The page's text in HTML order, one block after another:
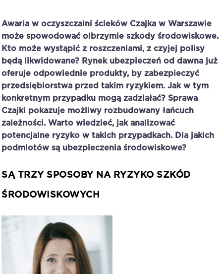
Awaria w oczyszczalni ścieków Czajka w Warszawie
może spowodować olbrzymie szkody środowiskowe.
Kto może wystąpić z roszczeniami, z czyjej polisy
będą likwidowane? Rynek ubezpieczeń od dawna już
oferuje odpowiednie produkty, by zabezpieczyć
przedsiębiorstwa przed takim ryzykiem. Jak w tym
konkretnym przypadku mogą zadziałać? Sprawa
Czajki pokazuje możliwy rozbudowany łańcuch
zależności. Warto wiedzieć, jak analizować
potencjalne ryzyko w takich przypadkach. Dla jakich
podmiotów są ubezpieczenia środowiskowe?
SĄ TRZY SPOSOBY NA RYZYKO SZKÓD
ŚRODOWISKOWYCH